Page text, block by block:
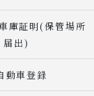
庫証明(保管場所
届出)
動車登録